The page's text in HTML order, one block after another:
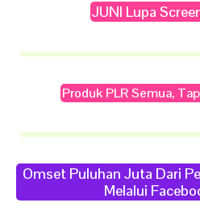
JUNI Lupa
Produk PLR Semua,
Omset Puluhan Juta Dari
Melalui